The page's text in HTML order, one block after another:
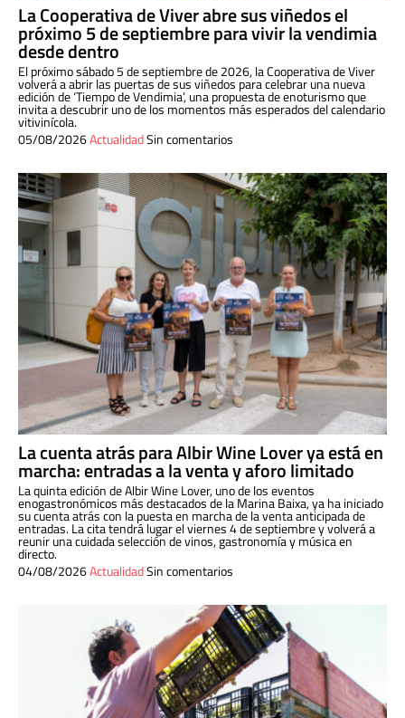
La Cooperativa de Viver abre sus viñedos el
próximo 5 de septiembre para vivir la vendimia
desde dentro
El próximo sábado 5 de septiembre de 2026, la Cooperativa de Viver
volverá a abrir las puertas de sus viñedos para celebrar una nueva
edición de ‘Tiempo de Vendimia’, una propuesta de enoturismo que
invita a descubrir uno de los momentos más esperados del calendario
vitivinícola.
05/08/2026ActualidadSin comentarios
La cuenta atrás para Albir Wine Lover ya está en
marcha: entradas a la venta y aforo limitado
La quinta edición de Albir Wine Lover, uno de los eventos
enogastronómicos más destacados de la Marina Baixa, ya ha iniciado
su cuenta atrás con la puesta en marcha de la venta anticipada de
entradas. La cita tendrá lugar el viernes 4 de septiembre y volverá a
reunir una cuidada selección de vinos, gastronomía y música en
directo.
04/08/2026ActualidadSin comentarios